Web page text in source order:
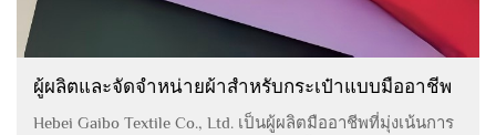
ผู้ผลิตและจัดจำหน่ายผ้าสำหรับกระเป๋าแบบมืออาชีพ
Hebei Gaibo Textile Co., Ltd. เป็นผู้ผลิตมืออาชีพที่มุ่งเน้นการ